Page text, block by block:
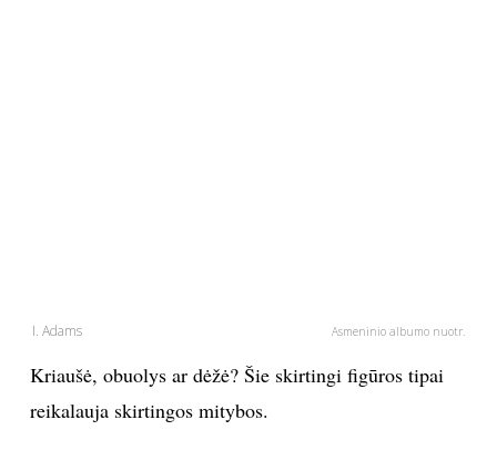
KULTŪRA
I. Adams Asmeninio albumo nuotr.
Kriaušė, obuolys ar dėžė? Šie skirtingi figūros tipai
reikalauja skirtingos mitybos.